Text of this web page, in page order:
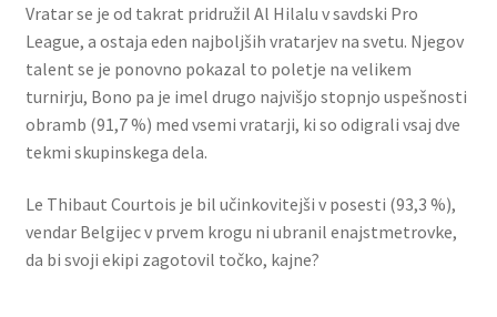
Vratar se je od takrat pridružil Al Hilalu v savdski Pro
League, a ostaja eden najboljših vratarjev na svetu. Njegov
talent se je ponovno pokazal to poletje na velikem
turnirju, Bono pa je imel drugo najvišjo stopnjo uspešnosti
obramb (91,7 %) med vsemi vratarji, ki so odigrali vsaj dve
tekmi skupinskega dela.
Le Thibaut Courtois je bil učinkovitejši v posesti (93,3 %),
vendar Belgijec v prvem krogu ni ubranil enajstmetrovke,
da bi svoji ekipi zagotovil točko, kajne?